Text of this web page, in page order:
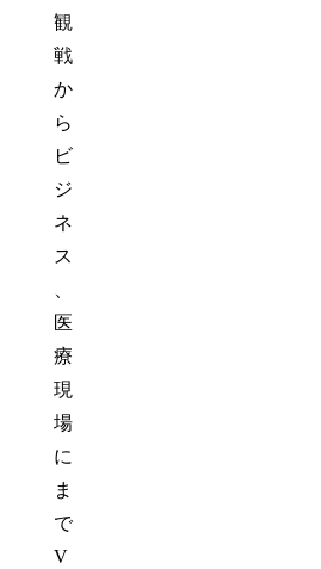
観
戦
か
ら
ビ
ジ
ネ
ス
医
療
現
場
に
ま
で
V